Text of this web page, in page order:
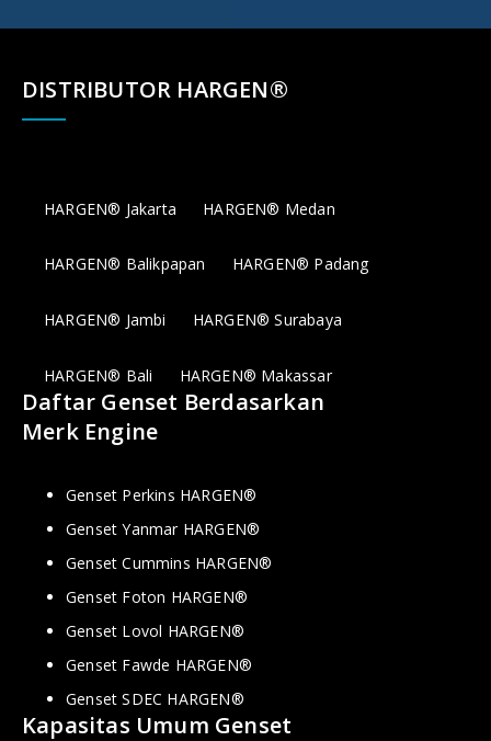
DISTRIBUTOR HARGEN®
HARGEN® Jakarta HARGEN® Medan
HARGEN® Balikpapan HARGEN® Padang
HARGEN® Jambi HARGEN® Surabaya
HARGEN® Bali HARGEN® Makassar
Daftar Genset Berdasarkan
Merk Engine
Genset Perkins HARGEN®
Genset Yanmar HARGEN®
Genset Cummins HARGEN®
Genset Foton HARGEN®
Genset Lovol HARGEN®
Genset Fawde HARGEN®
Genset SDEC HARGEN®
Kapasitas Umum Genset